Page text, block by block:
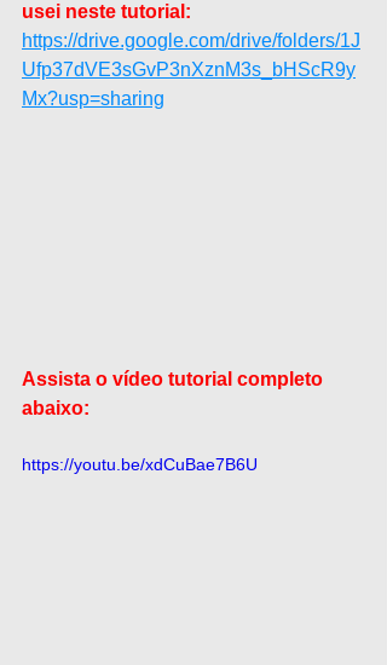
usei neste tutorial:
https://drive.google.com/drive/folders/1J
Ufp37dVE3sGvP3nXznM3s_bHScR9y
Mx?usp=sharing
Assista o vídeo tutorial completo
abaixo:
https://youtu.be/xdCuBae7B6U